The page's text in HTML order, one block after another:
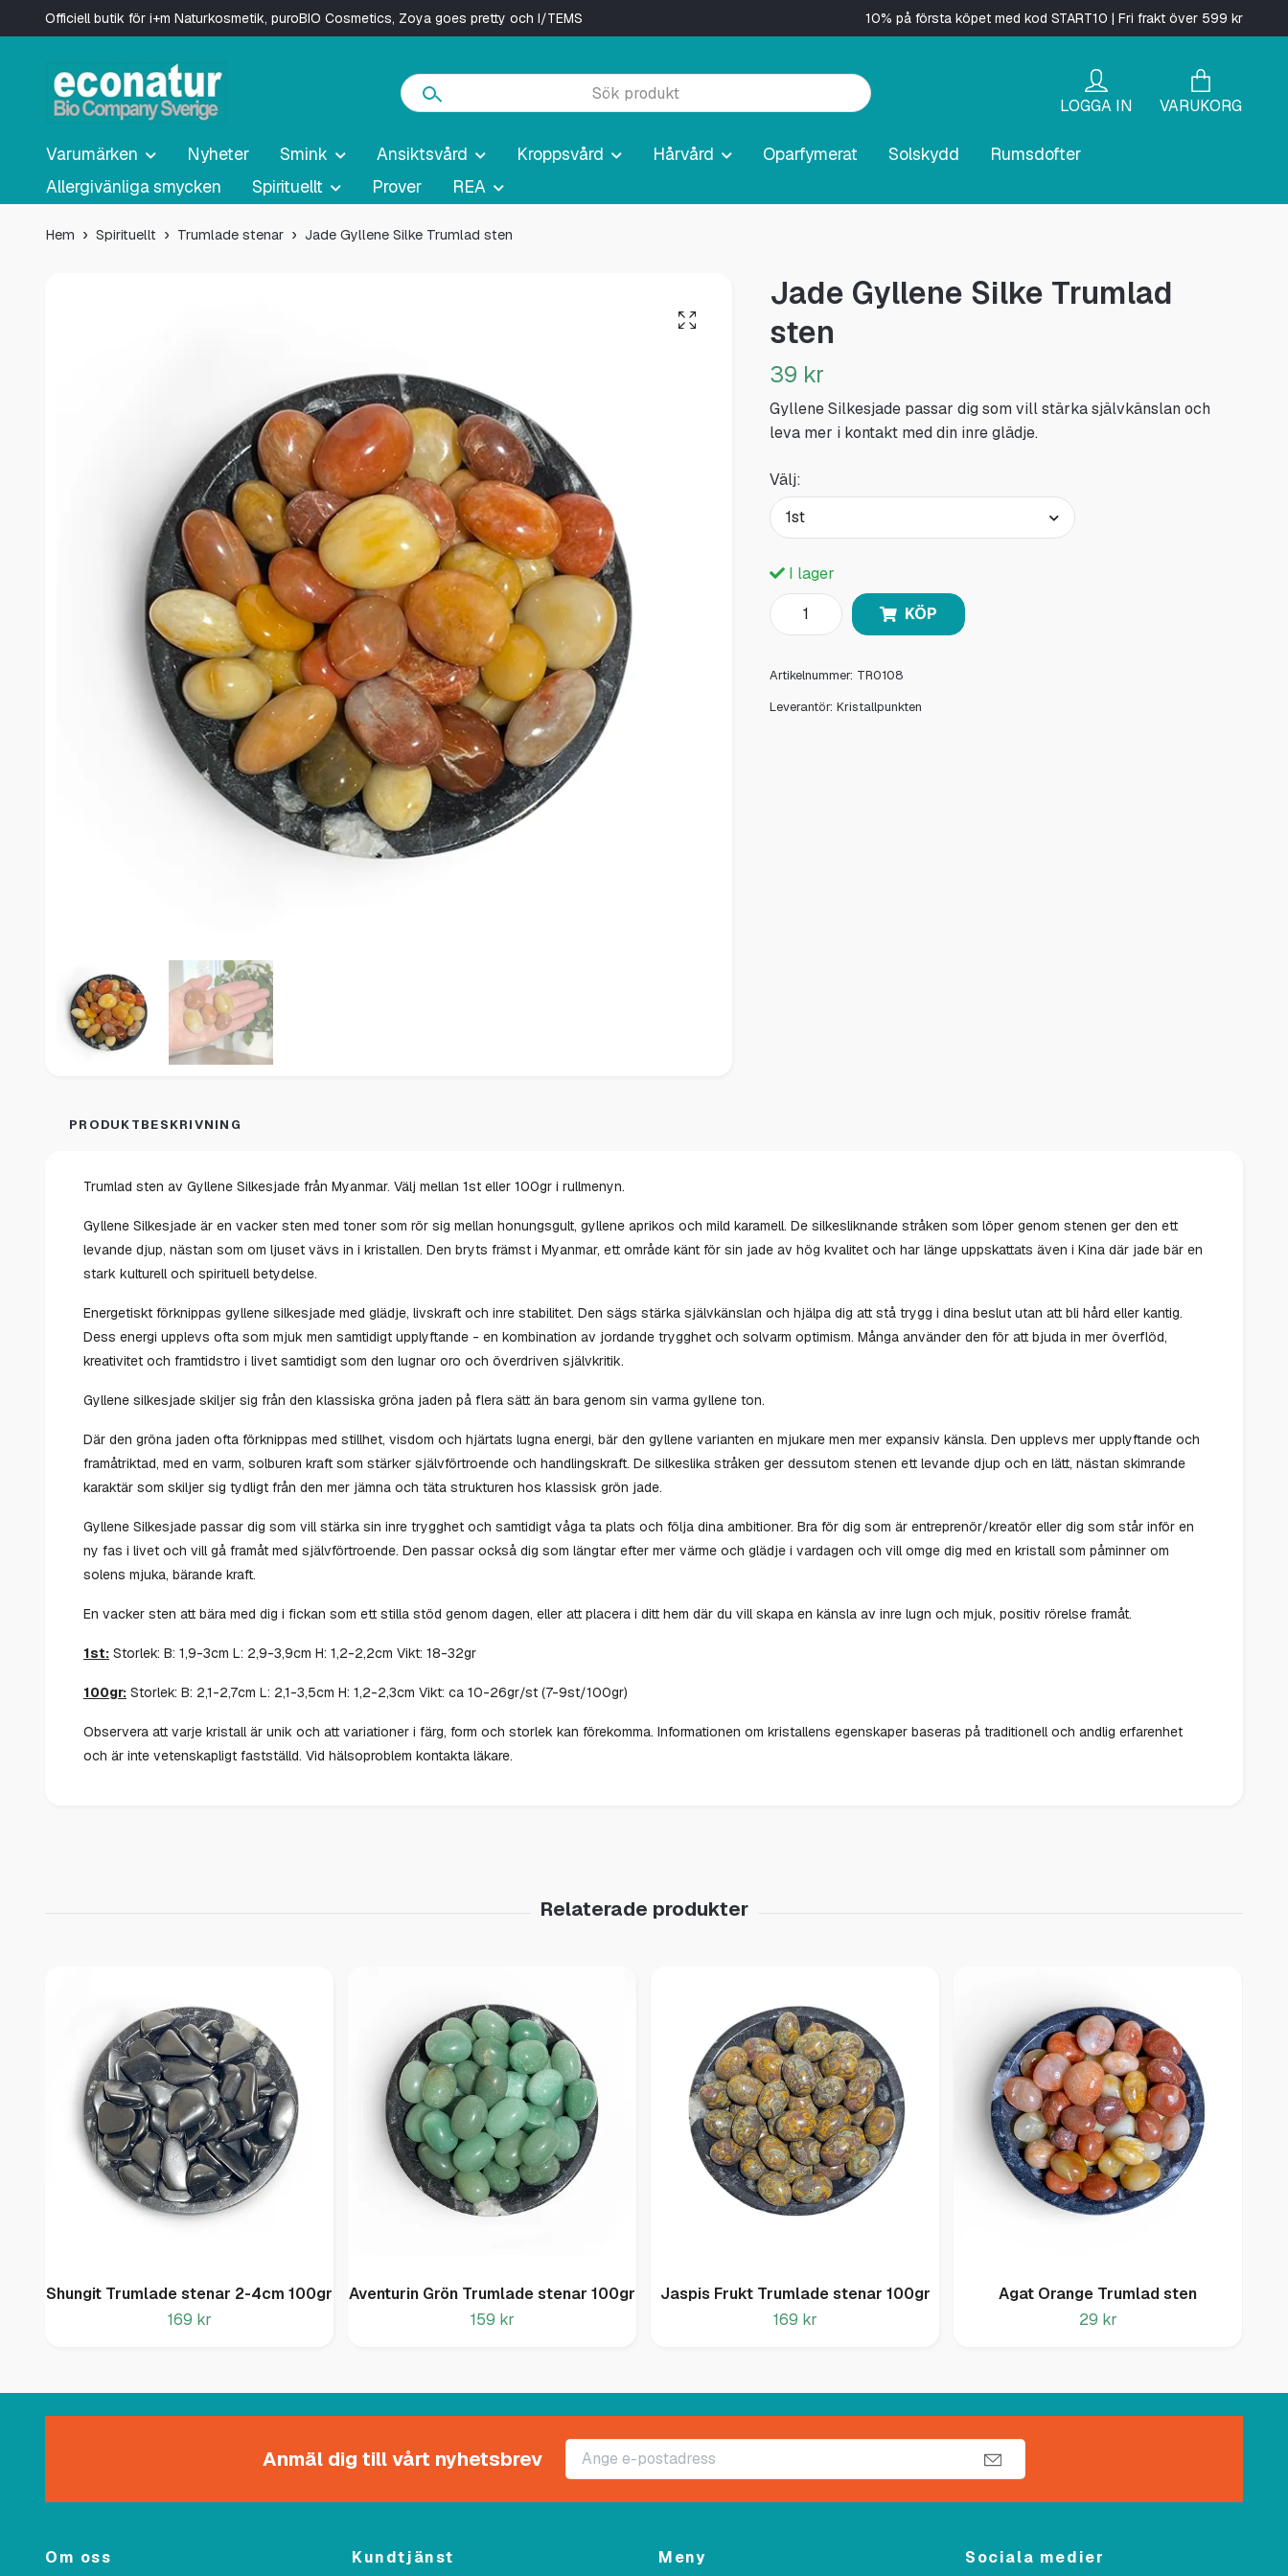
Officiell butik för i+m Naturkosmetik, puroBIO Cosmetics, Zoya goes pretty och I/TEMS 10% på första köpet med kod START10 | Fri frakt över 599 kr
LOGGA IN VARUKORG
Varumärken Nyheter Smink Ansiktsvård Kroppsvård Hårvård Oparfymerat Solskydd
Rumsdofter
Allergivänliga smycken
Spirituellt Prover REA
Hem Spirituellt Trumlade stenar Jade Gyllene Silke Trumlad sten
Jade Gyllene Silke Trumlad
sten
39 kr
Gyllene Silkesjade passar dig som vill stärka självkänslan och
leva mer i kontakt med din inre glädje.
Välj:
1st
I lager
KÖP
Artikelnummer: TR0108
Leverantör: Kristallpunkten
PRODUKTBESKRIVNING
Trumlad sten av Gyllene Silkesjade från Myanmar. Välj mellan 1st eller 100gr i rullmenyn.
Gyllene Silkesjade är en vacker sten med toner som rör sig mellan honungsgult, gyllene aprikos och mild karamell. De silkesliknande stråken som löper genom stenen ger den ett
levande djup, nästan som om ljuset vävs in i kristallen. Den bryts främst i Myanmar, ett område känt för sin jade av hög kvalitet och har länge uppskattats även i Kina där jade bär en
stark kulturell och spirituell betydelse.
Energetiskt förknippas gyllene silkesjade med glädje, livskraft och inre stabilitet. Den sägs stärka självkänslan och hjälpa dig att stå trygg i dina beslut utan att bli hård eller kantig.
Dess energi upplevs ofta som mjuk men samtidigt upplyftande - en kombination av jordande trygghet och solvarm optimism. Många använder den för att bjuda in mer överflöd,
kreativitet och framtidstro i livet samtidigt som den lugnar oro och överdriven självkritik.
Gyllene silkesjade skiljer sig från den klassiska gröna jaden på flera sätt än bara genom sin varma gyllene ton.
Där den gröna jaden ofta förknippas med stillhet, visdom och hjärtats lugna energi, bär den gyllene varianten en mjukare men mer expansiv känsla. Den upplevs mer upplyftande och
framåtriktad, med en varm, solburen kraft som stärker självförtroende och handlingskraft. De silkeslika stråken ger dessutom stenen ett levande djup och en lätt, nästan skimrande
karaktär som skiljer sig tydligt från den mer jämna och täta strukturen hos klassisk grön jade.
Gyllene Silkesjade passar dig som vill stärka sin inre trygghet och samtidigt våga ta plats och följa dina ambitioner. Bra för dig som är entreprenör/kreatör eller dig som står inför en
ny fas i livet och vill gå framåt med självförtroende. Den passar också dig som längtar efter mer värme och glädje i vardagen och vill omge dig med en kristall som påminner om
solens mjuka, bärande kraft.
En vacker sten att bära med dig i fickan som ett stilla stöd genom dagen, eller att placera i ditt hem där du vill skapa en känsla av inre lugn och mjuk, positiv rörelse framåt.
1st: Storlek: B: 1,9-3cm L: 2,9-3,9cm H: 1,2-2,2cm Vikt: 18-32gr
100gr: Storlek: B: 2,1-2,7cm L: 2,1-3,5cm H: 1,2-2,3cm Vikt: ca 10-26gr/st (7-9st/100gr)
Observera att varje kristall är unik och att variationer i färg, form och storlek kan förekomma. Informationen om kristallens egenskaper baseras på traditionell och andlig erfarenhet
och är inte vetenskapligt fastställd. Vid hälsoproblem kontakta läkare.
Shungit Trumlade stenar 2-4cm 100gr
169 kr
Aventurin Grön Trumlade stenar 100gr
159 kr
Jaspis Frukt Trumlade stenar 100gr
169 kr
Agat Orange Trumlad sten
29 kr
Anmäl dig till vårt nyhetsbrev
Om oss Kundtjänst Meny Sociala medier